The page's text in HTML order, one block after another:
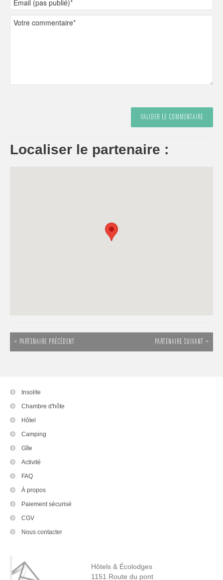
Localiser le partenaire :
« PARTENAIRE PRÉCÉDENT PARTENAIRE SUIVANT »
Insolite
Chambre d'hôte
Hôtel
Camping
Gîte
Activité
FAQ
À propos
Paiement sécurisé
CGV
Nous contacter
Hôtels & Écolodges
1151 Route du pont